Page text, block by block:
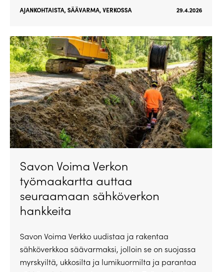
AJANKOHTAISTA,SÄÄVARMA,VERKOSSA 29.4.2026
Savon Voima Verkon
työmaakartta auttaa
seuraamaan sähköverkon
hankkeita
Savon Voima Verkko uudistaa ja rakentaa
sähköverkkoa säävarmaksi, jolloin se on suojassa
myrskyiltä, ukkosilta ja lumikuormilta ja parantaa